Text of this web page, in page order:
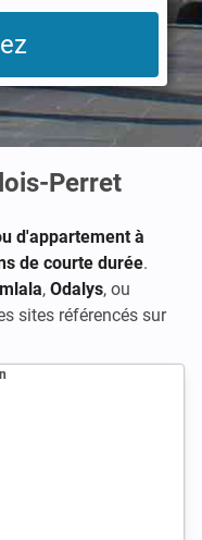
Perret
d'appartement à
de courte durée.
, Odalys, ou
sites référencés sur